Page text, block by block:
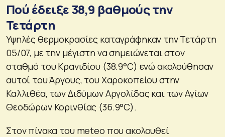
Πού έδειξε 38,9 βαθμούς την
Τετάρτη
Υψηλές θερμοκρασίες καταγράφηκαν την Τετάρτη
05/07, με την μέγιστη να σημειώνεται στον
σταθμό του Κρανιδίου (38.9°C) ενώ ακολούθησαν
αυτοί του Άργους, του Χαροκοπείου στην
Καλλιθέα, των Διδύμων Αργολίδας και των Αγίων
Θεοδώρων Κορινθίας (36.9°C).
Στον πίνακα του meteo που ακολουθεί